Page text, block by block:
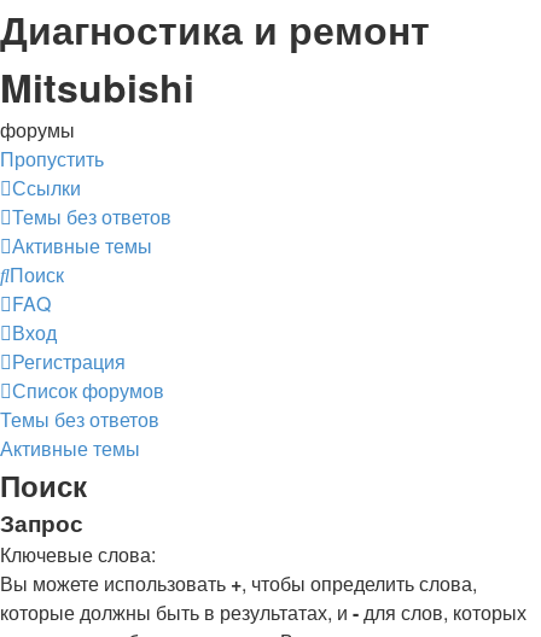
Диагностика и ремонт
Mitsubishi
форумы
Пропустить
Ссылки
Темы без ответов
Активные темы
Поиск
FAQ
Вход
Регистрация
Список форумов
Темы без ответов
Активные темы
Поиск
Запрос
Ключевые слова:
Вы можете использовать +, чтобы определить слова,
которые должны быть в результатах, и -для слов, которых